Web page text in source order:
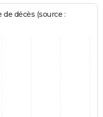
décès (source :